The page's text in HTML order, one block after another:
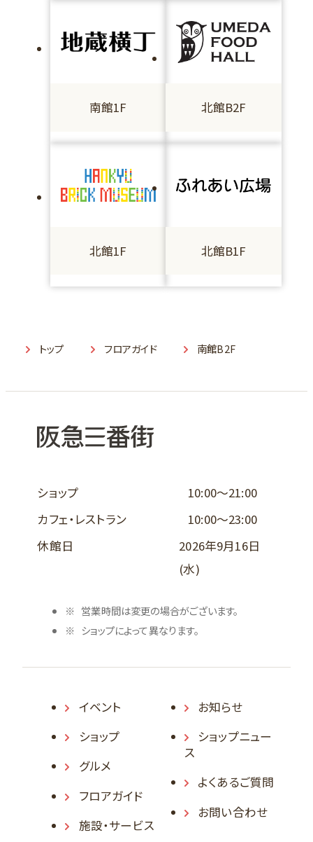
南館1F 北館B2F
北館1F 北館B1F
トップ フロアガイド 南館B2F
ショップ
10:00～21:00
カフェ・レストラン
10:00～23:00
休館日
2026年9月16日
(水)
営業時間は変更の場合がございます。
ショップによって異なります。
イベント
ショップ
グルメ
フロアガイド
施設・サービス
お知らせ
ショップニュー
ス
よくあるご質問
お問い合わせ